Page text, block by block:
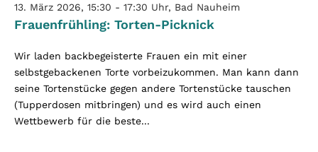
13. März 2026, 15:30 - 17:30 Uhr, Bad Nauheim
Frauenfrühling: Torten-Picknick
Wir laden backbegeisterte Frauen ein mit einer
selbstgebackenen Torte vorbeizukommen. Man kann dann
seine Tortenstücke gegen andere Tortenstücke tauschen
(Tupperdosen mitbringen) und es wird auch einen
Wettbewerb für die beste...